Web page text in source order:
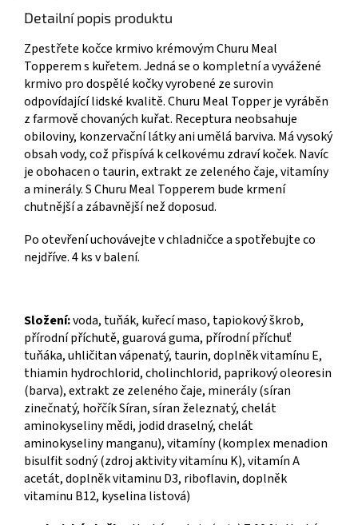
Detailní popis produktu
Zpestřete kočce krmivo krémovým Churu Meal
Topperem s kuřetem. Jedná se o kompletní a vyvážené
krmivo pro dospělé kočky vyrobené ze surovin
odpovídající lidské kvalitě. Churu Meal Topper je vyráběn
z farmově chovaných kuřat. Receptura neobsahuje
obiloviny, konzervační látky ani umělá barviva. Má vysoký
obsah vody, což přispívá k celkovému zdraví koček. Navíc
je obohacen o taurin, extrakt ze zeleného čaje, vitamíny
a minerály. S Churu Meal Topperem bude krmení
chutnější a zábavnější než doposud.
Po otevření uchovávejte v chladničce a spotřebujte co
nejdříve. 4 ks v balení.
Složení:voda, tuňák, kuřecí maso, tapiokový škrob,
přírodní příchutě, guarová guma, přírodní příchuť
tuňáka, uhličitan vápenatý, taurin, doplněk vitamínu E,
thiamin hydrochlorid, cholinchlorid, paprikový oleoresin
(barva), extrakt ze zeleného čaje, minerály (síran
zinečnatý, hořčík Síran, síran železnatý, chelát
aminokyseliny mědi, jodid draselný, chelát
aminokyseliny manganu), vitamíny (komplex menadion
bisulfit sodný (zdroj aktivity vitamínu K), vitamín A
acetát, doplněk vitaminu D3, riboflavin, doplněk
vitaminu B12, kyselina listová)